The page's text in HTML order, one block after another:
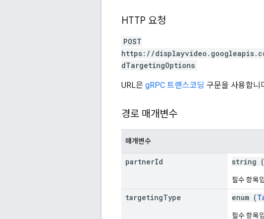
HTTP 요청
POST
https://
dTargetingOptions
URL은 gRPC 트랜스코딩 구문을 사용합니
경로 매개변수
매개변수
partnerId string (
필수 항목
targetingType enum (
필수 항목